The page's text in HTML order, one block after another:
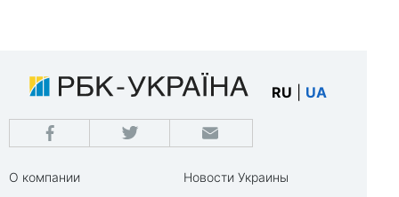
RU UA
О компании
Новости Украины